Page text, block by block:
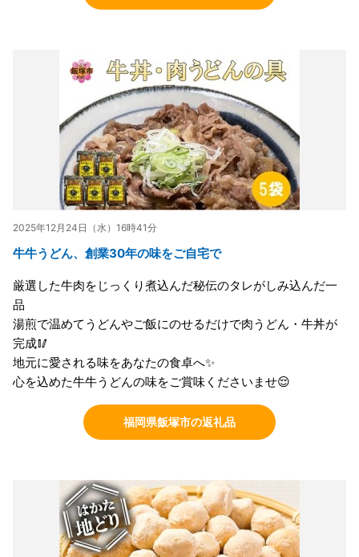
2025年12月24日（水）16時41分
牛牛うどん、創業30年の味をご自宅で
厳選した牛肉をじっくり煮込んだ秘伝のタレがしみ込んだ一
品
湯煎で温めてうどんやご飯にのせるだけで肉うどん・牛丼が
完成🥢
地元に愛される味をあなたの食卓へ✨
心を込めた牛牛うどんの味をご賞味くださいませ😌
福岡県飯塚市の返礼品